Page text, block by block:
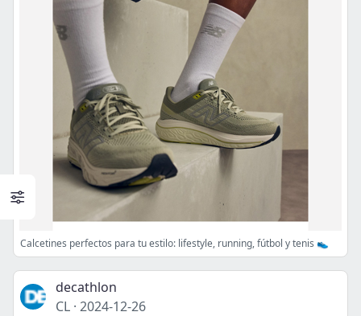
Calcetines perfectos para tu estilo: lifestyle, running, fútbol y tenis 👟
decathlon
CL · 2024-12-26